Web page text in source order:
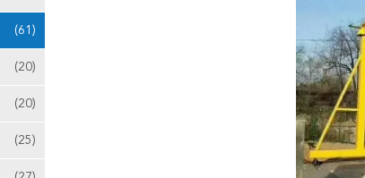
(61)
(20)
(20)
(25)